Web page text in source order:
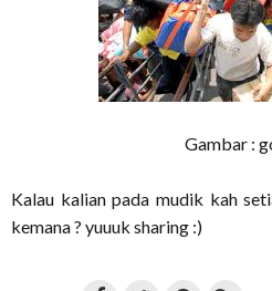
Gambar :
Kalau kalian pada mudik kah
kemana ? yuuuk sharing :)